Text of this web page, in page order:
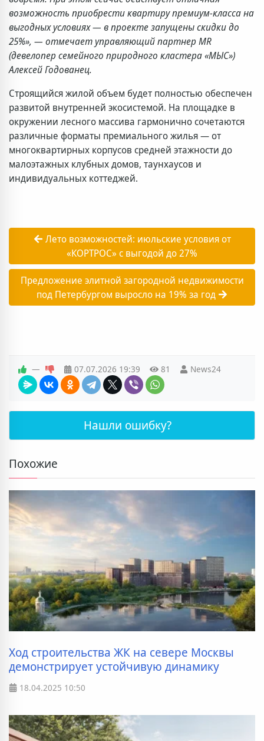
возможность приобрести квартиру премиум-класса на
выгодных условиях — в проекте запущены скидки до
25%», — отмечает управляющий партнер MR
(девелопер семейного природного кластера «МЫС»)
Алексей Годованец.
Строящийся жилой объем будет полностью обеспечен
развитой внутренней экосистемой. На площадке в
окружении лесного массива гармонично сочетаются
различные форматы премиального жилья — от
многоквартирных корпусов средней этажности до
малоэтажных клубных домов, таунхаусов и
индивидуальных коттеджей.
Лето возможностей: июльские условия от
«КОРТРОС» с выгодой до 27%
Предложение элитной загородной недвижимости
под Петербургом выросло на 19% за год
— 07.07.2026 19:39 81 News24
Нашли ошибку?
Похожие
Ход строительства ЖК на севере Москвы
демонстрирует устойчивую динамику
18.04.2025 10:50